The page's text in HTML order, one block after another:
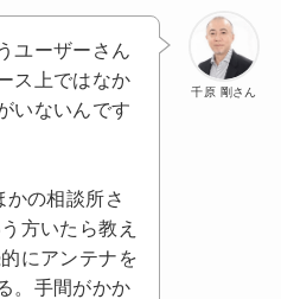
千原 剛さん
ユーザーさん
ス上ではなか
いないんです
かの相談所さ
方いたら教え
にアンテナを
。手間がかか